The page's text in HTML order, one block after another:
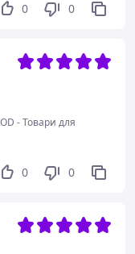
0 0
- Товари для
0 0